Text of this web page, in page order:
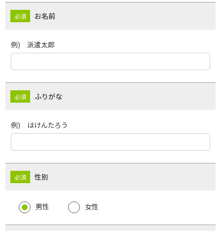
お名前
例) 派遣太郎
ふりがな
例) はけんたろう
性別
男性 女性